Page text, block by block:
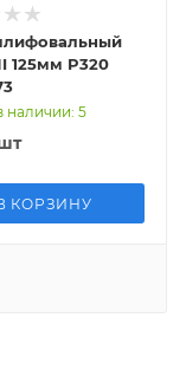
125мм P320
наличии: 5
КОРЗИНУ